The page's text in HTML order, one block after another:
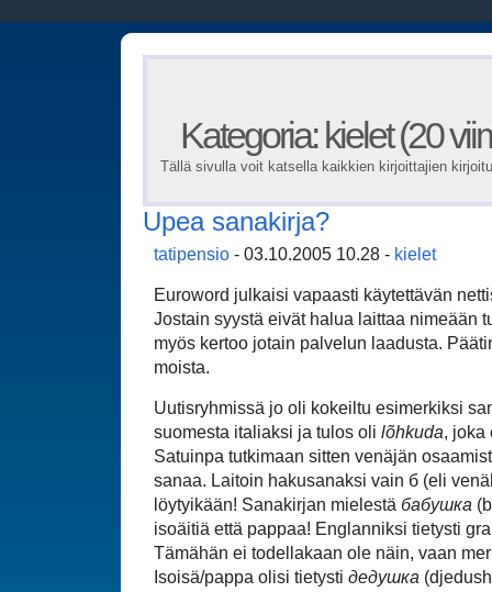
Kategoria: kielet (20
Tällä sivulla voit katsella kaikkien kirjoittajien
Upea sanakirja?
tatipensio - 03.10.2005 10.28 - kielet
Euroword julkaisi vapaasti käytettävän
Jostain syystä eivät halua laittaa nimeään
myös kertoo jotain palvelun laadusta.
moista.
Uutisryhmissä jo oli kokeiltu esimerkiksi
suomesta italiaksi ja tulos oli lõhkuda, joka
Satuinpa tutkimaan sitten venäjän
sanaa. Laitoin hakusanaksi vain б (eli
löytyikään! Sanakirjan mielestä бабушка
isoäitiä että pappaa! Englanniksi tietysti
Tämähän ei todellakaan ole näin, vaan
Isoisä/pappa olisi tietysti дедушка